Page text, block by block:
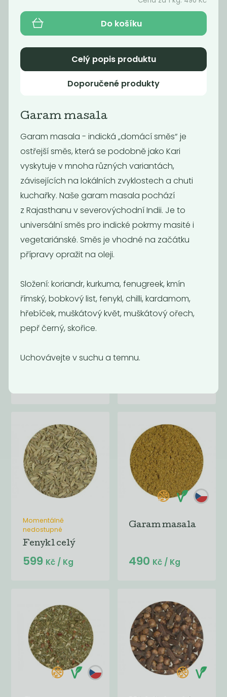
Bobkový list
celý
790Kč/ Kg
BIO Chilli
drcené
689Kč/ Kg
Chilli mleté
400Kč/ Kg
Novinka
granulovaný
599Kč/ Kg
Citronová kůra
Cibule sušená
Momentálně
nedostupné
Fenykl celý
599 Kč / Kg
Garam masala
490 Kč / Kg
Do košíku
Celý popis produktu
Doporučené produkty
Garam masala
Garam masala - indická „domácí směs“ je
ostřejší směs, která se podobně jako Kari
vyskytuje v mnoha různých variantách,
závisejících na lokálních zvyklostech a chuti
kuchařky. Naše garam masala pochází
z Rajasthanu v severovýchodní Indii. Je to
universální směs pro indické pokrmy masité i
vegetariánské. Směs je vhodné na začátku
přípravy opražit na oleji.
Složení: koriandr, kurkuma, fenugreek, kmín
římský, bobkový list, fenykl, chilli, kardamom,
hřebíček, muškátový květ, muškátový ořech,
pepř černý, skořice.
Uchovávejte v suchu a temnu.